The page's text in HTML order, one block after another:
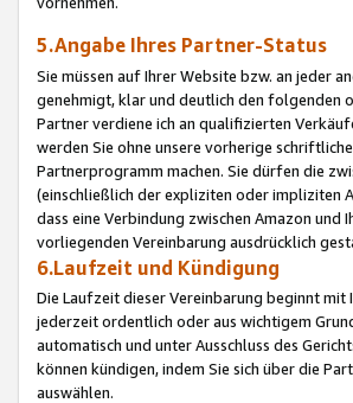
5.Angabe Ihres Partner-Status
Sie müssen auf Ihrer Website bzw. an jeder
genehmigt, klar und deutlich den folgenden
Partner verdiene ich an qualifizierten
werden Sie ohne unsere vorherige
Partnerprogramm machen. Sie dürfen die
(einschließlich der expliziten oder impliziten
dass eine Verbindung zwischen Amazon und
vorliegenden Vereinbarung ausdrücklich
6.Laufzeit und Kündigung
Die Laufzeit dieser Vereinbarung beginnt
jederzeit ordentlich oder aus wichtigem
automatisch und unter Ausschluss des
können kündigen, indem Sie sich über die
auswählen.